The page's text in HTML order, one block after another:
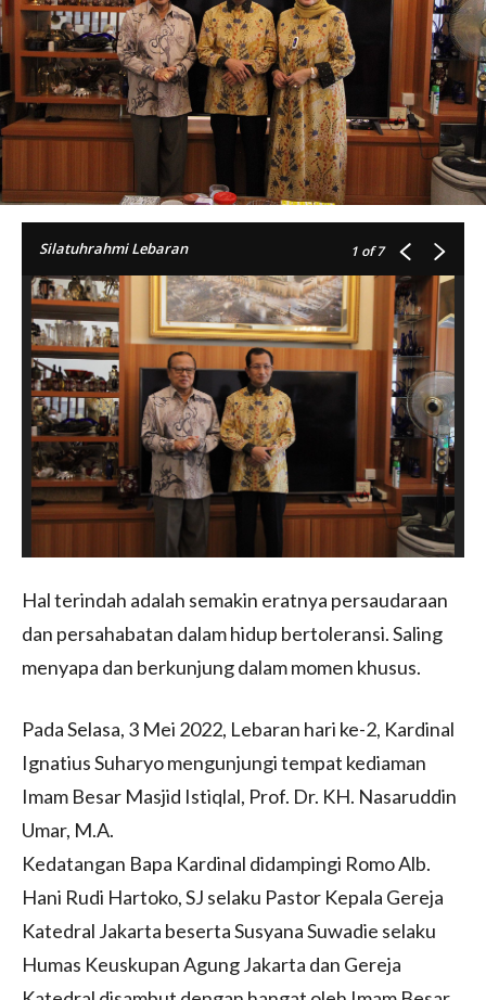
Silatuhrahmi Lebaran 1 of 7
Hal terindah adalah semakin eratnya persaudaraan
dan persahabatan dalam hidup bertoleransi. Saling
menyapa dan berkunjung dalam momen khusus.
Pada Selasa, 3 Mei 2022, Lebaran hari ke-2, Kardinal
Ignatius Suharyo mengunjungi tempat kediaman
Imam Besar Masjid Istiqlal, Prof. Dr. KH. Nasaruddin
Umar, M.A.
Kedatangan Bapa Kardinal didampingi Romo Alb.
Hani Rudi Hartoko, SJ selaku Pastor Kepala Gereja
Katedral Jakarta beserta Susyana Suwadie selaku
Humas Keuskupan Agung Jakarta dan Gereja